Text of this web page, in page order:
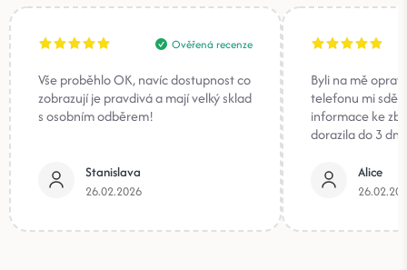
Ověřená recenze
Vše proběhlo OK, navíc dostupnost co
zobrazují je pravdivá a mají velký sklad
s osobním odběrem!
Stanislava
26.02.2026
Byli na mě
telefonu mi
informace ke
dorazila do 3
Alice